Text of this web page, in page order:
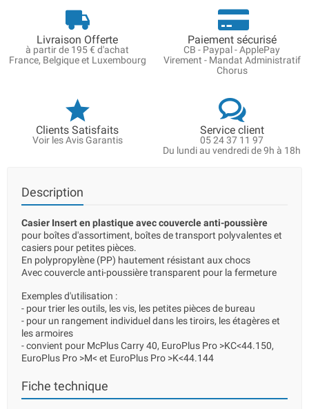
Livraison Offerte
à partir de 195 € d'achat
France, Belgique et Luxembourg
Paiement sécurisé
CB - Paypal - ApplePay
Virement - Mandat Administratif
Chorus
Clients Satisfaits
Voir les Avis Garantis
Service client
05 24 37 11 97
Du lundi au vendredi de 9h à 18h
Description
Casier Insert en plastique avec couvercle anti-poussière
pour boîtes d'assortiment, boîtes de transport polyvalentes et
casiers pour petites pièces.
En polypropylène (PP) hautement résistant aux chocs
Avec couvercle anti-poussière transparent pour la fermeture
Exemples d'utilisation :
- pour trier les outils, les vis, les petites pièces de bureau
- pour un rangement individuel dans les tiroirs, les étagères et
les armoires
- convient pour McPlus Carry 40, EuroPlus Pro >KC<44.150,
EuroPlus Pro >M< et EuroPlus Pro >K<44.144
Fiche technique